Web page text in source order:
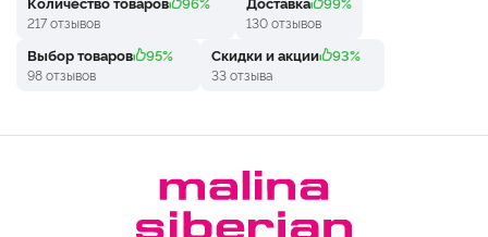
217 отзывов 130 отзывов
Выбор товаров 95%
98 отзывов
Скидки и акции 93%
33 отзыва